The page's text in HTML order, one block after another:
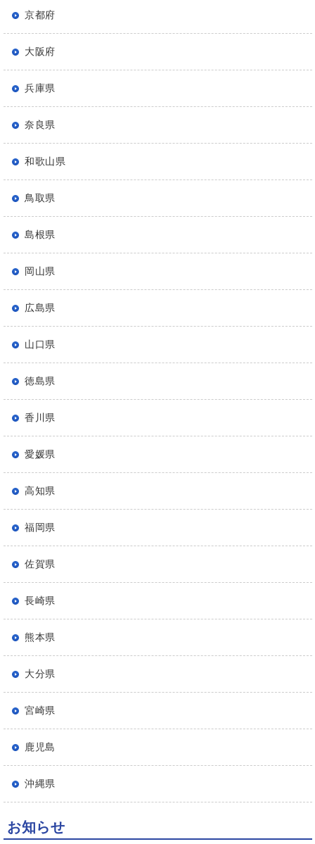
京都府
大阪府
兵庫県
奈良県
和歌山県
鳥取県
島根県
岡山県
広島県
山口県
徳島県
香川県
愛媛県
高知県
福岡県
佐賀県
長崎県
熊本県
大分県
宮崎県
鹿児島
沖縄県
お知らせ